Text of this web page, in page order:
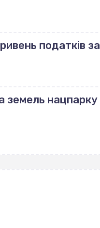
податків за
земель нацпарку